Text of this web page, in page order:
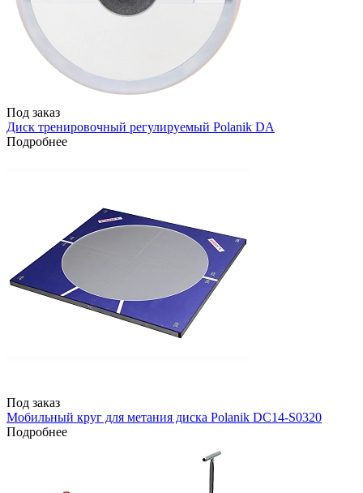
Под заказ
Диск тренировочный регулируемый Polanik DA
Подробнее
Под заказ
Мобильный круг для метания диска Polanik DC14-S0320
Подробнее